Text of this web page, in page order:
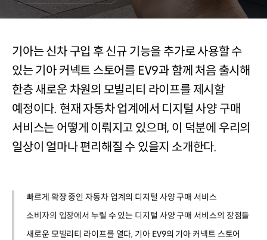
창
열림)
기아는 신차 구입 후 신규 기능을 추가로 사용할 수
있는 기아 커넥트 스토어를 EV9과 함께 처음 출시해
한층 새로운 차원의 모빌리티 라이프를 제시할
예정이다. 현재 자동차 업계에서 디지털 사양 구매
서비스는 어떻게 이뤄지고 있으며, 이 덕분에 우리의
일상이 얼마나 편리해질 수 있을지 소개한다.
빠르게 확장 중인 자동차 업계의 디지털 사양 구매 서비스
소비자의 입장에서 누릴 수 있는 디지털 사양 구매 서비스의 장점들
새로운 모빌리티 라이프를 열다, 기아 EV9의 기아 커넥트 스토어